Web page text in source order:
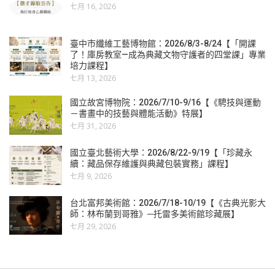
七月 16, 2026
臺中市纖維工藝博物館：2026/8/3-8/24【「開課
了！庫房教室—成為典藏文物守護者的四堂課」專業
培力課程】
七月 13, 2026
國立故宮博物院：2026/7/10-9/16【《騁技與運動
－書畫中的技藝與體能活動》特展】
七月 31, 2026
國立臺北藝術大學：2026/8/22-9/19【「珍藏永
續：藏品保存維護與典藏包裝實務」課程】
七月 9, 2026
台北富邦美術館：2026/7/18-10/19【《古典光影大
師：林布蘭到哥雅》─托雷多美術館珍藏展】
七月 29, 2026